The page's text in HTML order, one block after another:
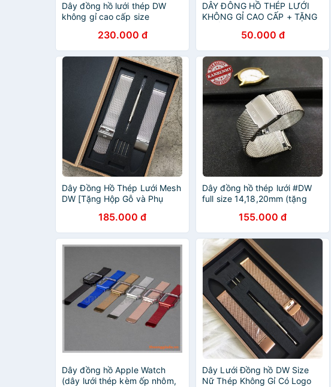
Dây đồng hồ lưới thép DW
không gỉ cao cấp size
230.000 đ
DÂY ĐÔNG HỒ THÉP LƯỚI
KHÔNG GỈ CAO CẤP + TẶNG
50.000 đ
Dây Đồng Hồ Thép Lưới Mesh
DW [Tặng Hộp Gỗ và Phụ
185.000 đ
Dây đồng hồ thép lưới #DW
full size 14,18,20mm (tặng
155.000 đ
Dây đồng hồ Apple Watch
(dây lưới thép kèm ốp nhôm,
Dây Lưới Đồng hồ DW Size
Nữ Thép Không Gỉ Có Logo